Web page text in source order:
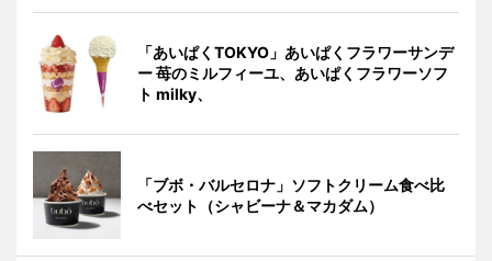
「あいぱくTOKYO」あいぱくフラワーサンデ
ー 苺のミルフィーユ、あいぱくフラワーソフ
ト milky、
「ブボ・バルセロナ」ソフトクリーム食べ比
べセット（シャビーナ＆マカダム）